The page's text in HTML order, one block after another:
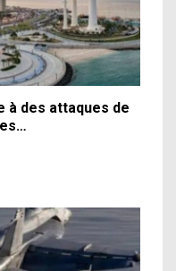
à des attaques de